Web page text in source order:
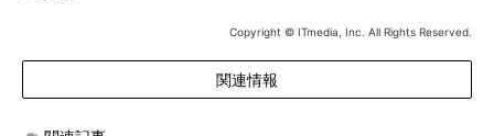
Copyright © ITmedia, Inc. All Rights Reserved.
関連情報